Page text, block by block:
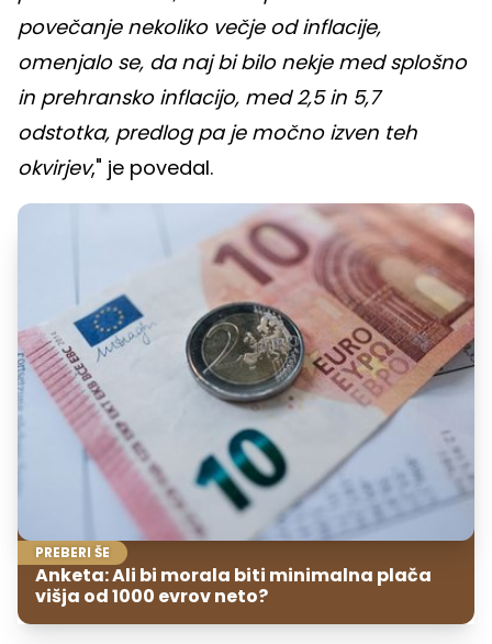
povečanje nekoliko večje od inflacije,
omenjalo se, da naj bi bilo nekje med splošno
in prehransko inflacijo, med 2,5 in 5,7
odstotka, predlog pa je močno izven teh
okvirjev," je povedal.
PREBERI ŠE
Anketa: Ali bi morala biti minimalna plača
višja od 1000 evrov neto?